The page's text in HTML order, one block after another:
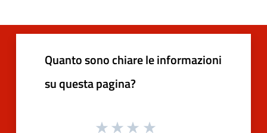
Quanto sono chiare le informazioni
su questa pagina?